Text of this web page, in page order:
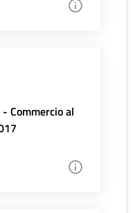
Commercio al